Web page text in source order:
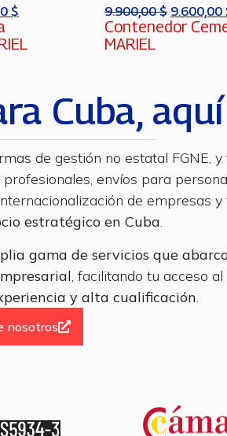
$ 9.900,00$ 9.600,00
Contenedor
MARIEL
Cuba,
de gestión no estatal FGNE,
envíos para
de empresas y
estratégico en Cuba.
gama de servicios que
, facilitando tu acceso
y alta cualificación.
nosotros